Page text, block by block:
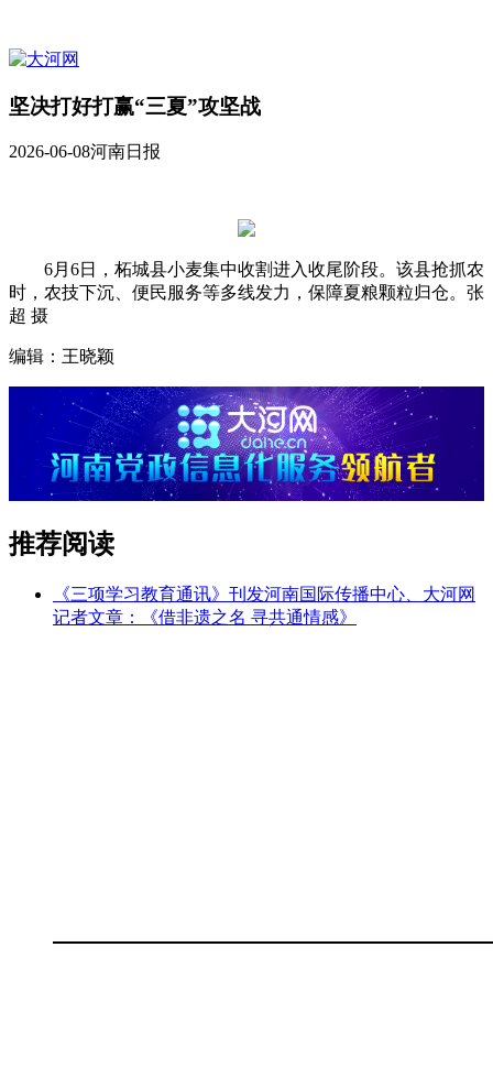
坚决打好打赢“三夏”攻坚战
2026-06-08河南日报
6月6日，柘城县小麦集中收割进入收尾阶段。该县抢抓农
时，农技下沉、便民服务等多线发力，保障夏粮颗粒归仓。张
超 摄
编辑：王晓颖
推荐阅读
《三项学习教育通讯》刊发河南国际传播中心、大河网
记者文章：《借非遗之名 寻共通情感》